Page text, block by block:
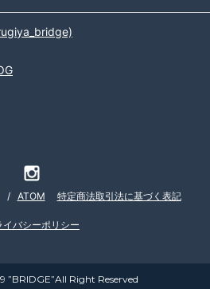
/ ATOM 特定商法取引法に基づく表記
イバシーポリシー
”BRIDGE”All Right Reserved